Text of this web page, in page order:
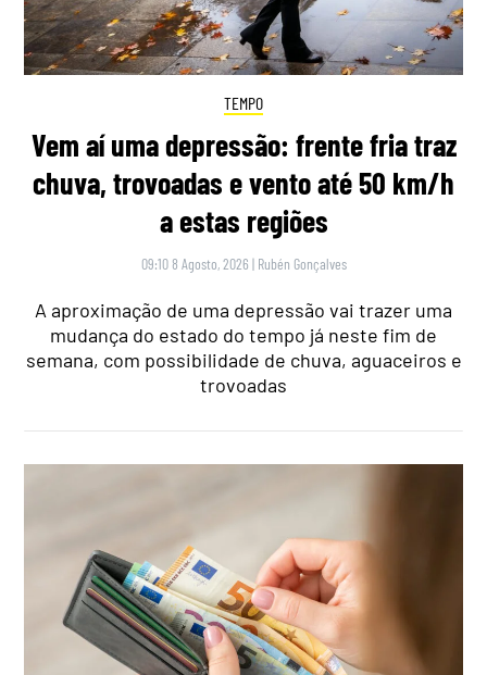
TEMPO
Vem aí uma depressão: frente fria traz
chuva, trovoadas e vento até 50 km/h
a estas regiões
09:10 8 Agosto, 2026 | Rubén Gonçalves
A aproximação de uma depressão vai trazer uma
mudança do estado do tempo já neste fim de
semana, com possibilidade de chuva, aguaceiros e
trovoadas